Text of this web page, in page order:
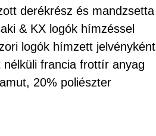
derékrész és mandzsetta
& KX logók hímzéssel
logók hímzett jelvényként
nélküli francia frottír anyag
20% poliészter